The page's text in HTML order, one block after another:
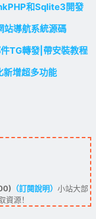
和Sqlite3開發
站導航系統源碼
TG轉發|帶安裝教程
新增超多功能
（訂閱說明） 小站大部
源！